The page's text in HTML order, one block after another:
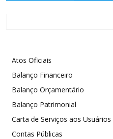
Atos Oficiais
Balanço Financeiro
Balanço Orçamentário
Balanço Patrimonial
Carta de Serviços aos Usuários
Contas Públicas